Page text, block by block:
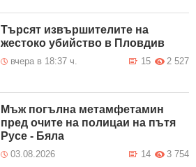
Търсят извършителите на
жестоко убийство в Пловдив
вчера в 18:37 ч. 2 527
15
Мъж погълна метамфетамин
пред очите на полицаи на пътя
Русе - Бяла
03.08.2026 3 754
14